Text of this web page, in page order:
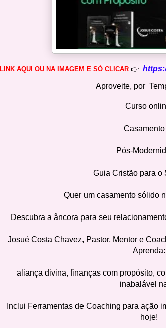
LINK AQUI OU NA IMAGEM E SÓ CLICAR:👉
Aproveite, por
Curso
Casamento
Pós-
Guia Cristão para o
Quer um casamento sólido
Descubra a âncora para seu
Josué Costa Chavez, Pastor, Mentor e
Aprenda:
aliança divina, finanças com propósito,
inabalável
Inclui Ferramentas de Coaching para ação
hoje!